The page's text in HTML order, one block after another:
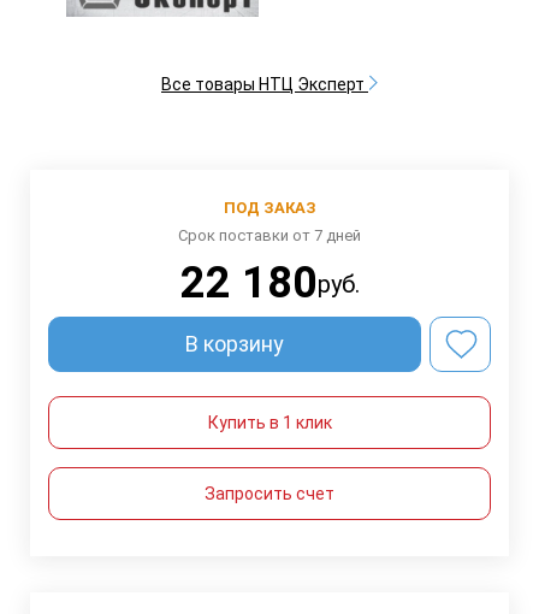
Все товары НТЦ Эксперт
ПОД ЗАКАЗ
Срок поставки от 7 дней
22 180руб.
В корзину
Купить в 1 клик
Запросить счет